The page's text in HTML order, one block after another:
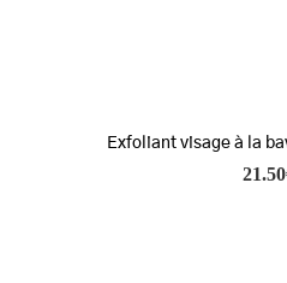
Exfoliant visage à la
21.50